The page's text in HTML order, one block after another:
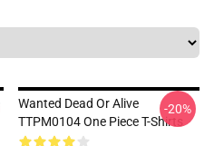
Wanted Dead Or Alive
TTPM0104 One Piece T-Shirts
-20%